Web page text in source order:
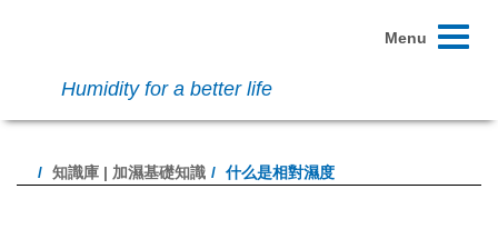
Humidity for a better life
Toggle
Menu
知識庫 | 加濕基礎知識 什么是相對濕度